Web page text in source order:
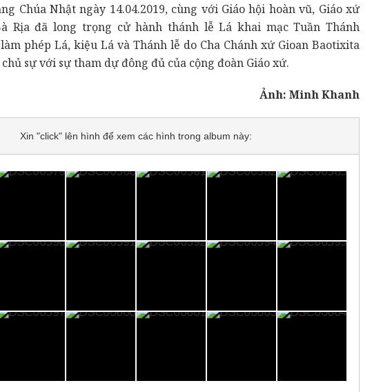
Chúa Nhật ngày 14.04.2019, cùng với Giáo hội hoàn vũ, Giáo xứ
Rịa đã long trọng cử hành thánh lễ Lá khai mạc Tuần Thánh
phép Lá, kiệu Lá và Thánh lễ do Cha Chánh xứ Gioan Baotixita
sự với sự tham dự đông đủ của cộng đoàn Giáo xứ.
Ảnh: Minh Khanh
Xin "click" lên hình để xem các hình trong album này: